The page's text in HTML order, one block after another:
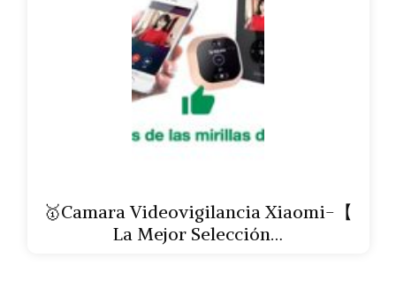
🥇Camara Videovigilancia Xiaomi-【
La Mejor Selección…